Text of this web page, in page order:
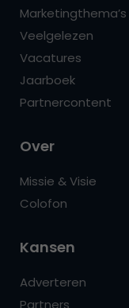
Marketingthema’s
Veelgelezen
Vacatures
Jaarboek
Partnercontent
Over
Missie & Visie
Colofon
Kansen
Adverteren
Partners